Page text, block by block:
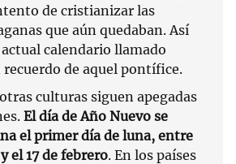
de cristianizar las
que aún quedaban. Así
calendario llamado
de aquel pontífice.
culturas siguen apegadas
El día de Año Nuevo se
el primer día de luna, entre
el 17 de febrero. En los países